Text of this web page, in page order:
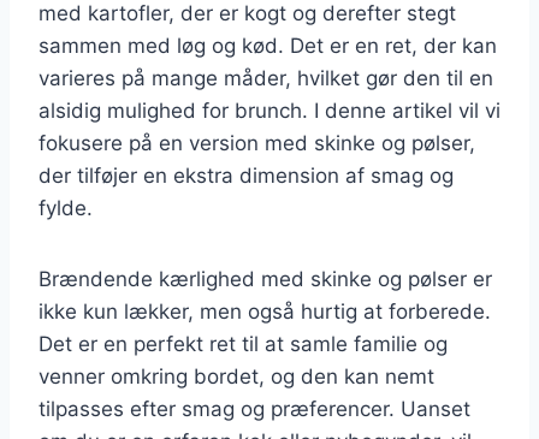
med kartofler, der er kogt og derefter stegt
sammen med løg og kød. Det er en ret, der kan
varieres på mange måder, hvilket gør den til en
alsidig mulighed for brunch. I denne artikel vil vi
fokusere på en version med skinke og pølser,
der tilføjer en ekstra dimension af smag og
fylde.
Brændende kærlighed med skinke og pølser er
ikke kun lækker, men også hurtig at forberede.
Det er en perfekt ret til at samle familie og
venner omkring bordet, og den kan nemt
tilpasses efter smag og præferencer. Uanset